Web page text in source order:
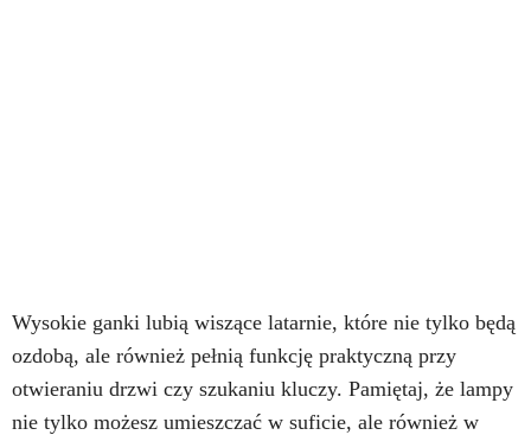
Wysokie ganki lubią wiszące latarnie, które nie tylko będą
ozdobą, ale również pełnią funkcję praktyczną przy
otwieraniu drzwi czy szukaniu kluczy. Pamiętaj, że lampy
nie tylko możesz umieszczać w suficie, ale również w